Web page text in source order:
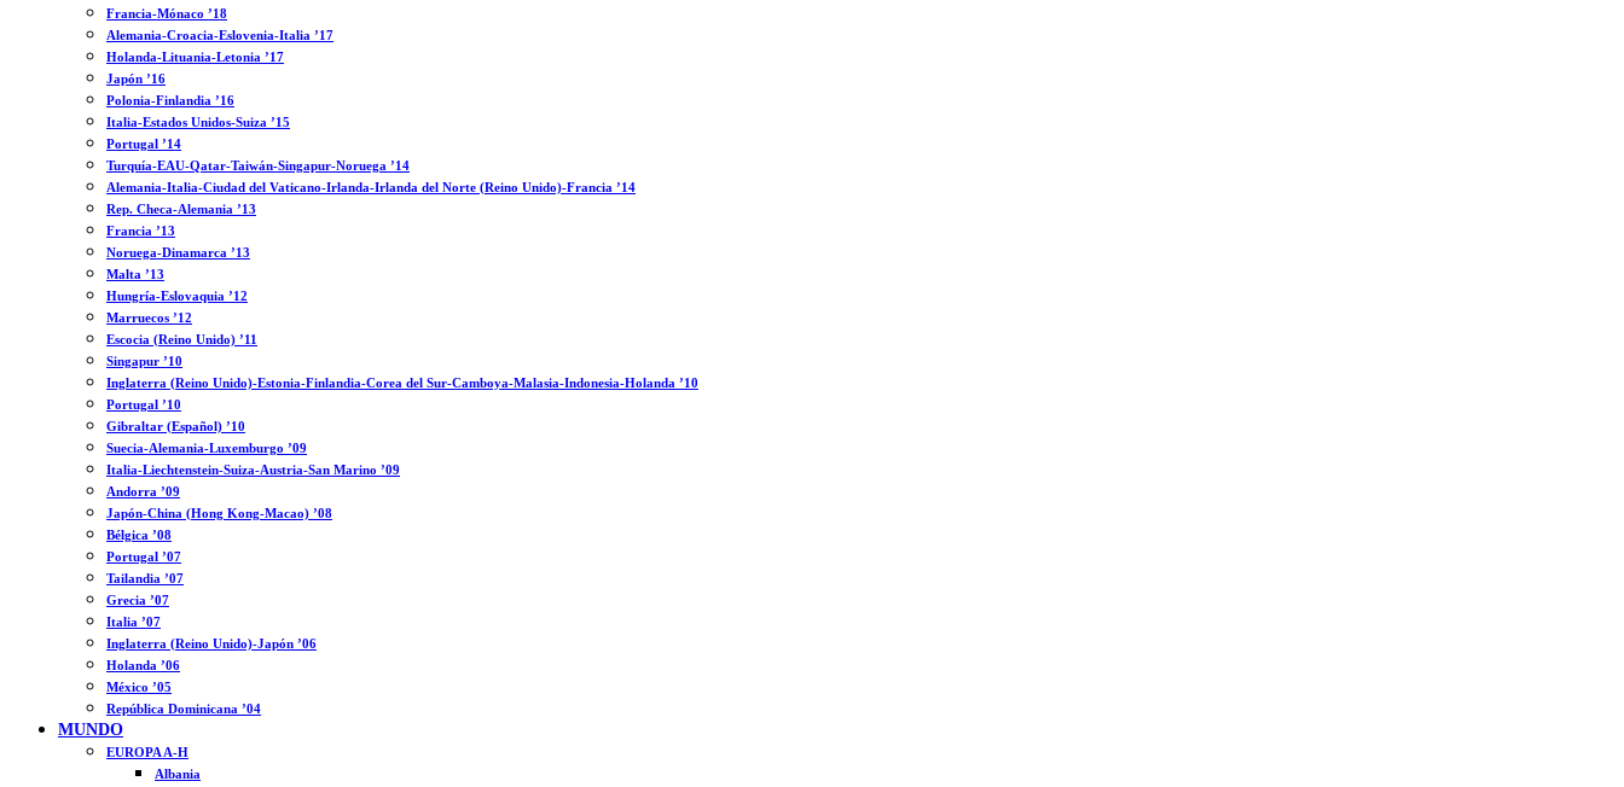
Francia-Mónaco ’18
Alemania-Croacia-Eslovenia-Italia ’17
Holanda-Lituania-Letonia ’17
Japón ’16
Polonia-Finlandia ’16
Italia-Estados Unidos-Suiza ’15
Portugal ’14
Turquía-EAU-Qatar-Taiwán-Singapur-Noruega ’14
Alemania-Italia-Ciudad del Vaticano-Irlanda-Irlanda del Norte (Reino Unido)-Francia ’14
Rep. Checa-Alemania ’13
Francia ’13
Noruega-Dinamarca ’13
Malta ’13
Hungría-Eslovaquia ’12
Marruecos ’12
Escocia (Reino Unido) ’11
Singapur ’10
Inglaterra (Reino Unido)-Estonia-Finlandia-Corea del Sur-Camboya-Malasia-Indonesia-Holanda ’10
Portugal ’10
Gibraltar (Español) ’10
Suecia-Alemania-Luxemburgo ’09
Italia-Liechtenstein-Suiza-Austria-San Marino ’09
Andorra ’09
Japón-China (Hong Kong-Macao) ’08
Bélgica ’08
Portugal ’07
Tailandia ’07
Grecia ’07
Italia ’07
Inglaterra (Reino Unido)-Japón ’06
Holanda ’06
México ’05
República Dominicana ’04
MUNDO
EUROPA A-H
Albania